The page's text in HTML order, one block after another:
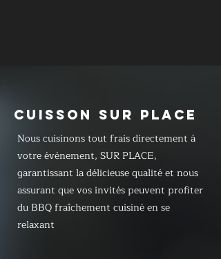
CUISSON SUR PLACE
Nous cuisinons tout frais directement à
votre événement, SUR PLACE,
garantissant la délicieuse qualité et nous
assurant que vos invités peuvent profiter
du BBQ fraîchement cuisiné en se
relaxant